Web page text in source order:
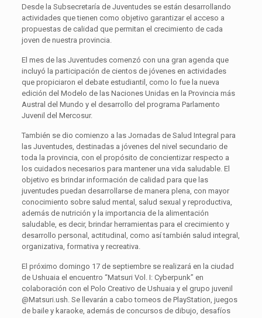
Desde la Subsecretaría de Juventudes se están desarrollando
actividades que tienen como objetivo garantizar el acceso a
propuestas de calidad que permitan el crecimiento de cada
joven de nuestra provincia.
El mes de las Juventudes comenzó con una gran agenda que
incluyó la participación de cientos de jóvenes en actividades
que propiciaron el debate estudiantil, como lo fue la nueva
edición del Modelo de las Naciones Unidas en la Provincia más
Austral del Mundo y el desarrollo del programa Parlamento
Juvenil del Mercosur.
También se dio comienzo a las Jornadas de Salud Integral para
las Juventudes, destinadas a jóvenes del nivel secundario de
toda la provincia, con el propósito de concientizar respecto a
los cuidados necesarios para mantener una vida saludable. El
objetivo es brindar información de calidad para que las
juventudes puedan desarrollarse de manera plena, con mayor
conocimiento sobre salud mental, salud sexual y reproductiva,
además de nutrición y la importancia de la alimentación
saludable, es decir, brindar herramientas para el crecimiento y
desarrollo personal, actitudinal, como así también salud integral,
organizativa, formativa y recreativa.
El próximo domingo 17 de septiembre se realizará en la ciudad
de Ushuaia el encuentro “Matsuri Vol. I: Cyberpunk” en
colaboración con el Polo Creativo de Ushuaia y el grupo juvenil
@Matsuri.ush. Se llevarán a cabo torneos de PlayStation, juegos
de baile y karaoke, además de concursos de dibujo, desafíos